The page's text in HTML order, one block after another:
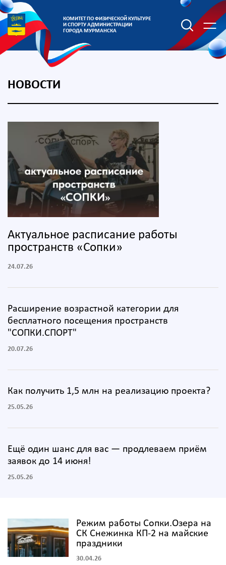
КОМИТЕТ ПО ФИЗИЧЕСКОЙ КУЛЬТУРЕ
И СПОРТУ АДМИНИСТРАЦИИ
ГОРОДА МУРМАНСКА
НОВОСТИ
Актуальное расписание работы
пространств «Сопки»
24.07.26
Расширение возрастной категории для
бесплатного посещения пространств
"СОПКИ.СПОРТ"
20.07.26
Как получить 1,5 млн на реализацию проекта?
25.05.26
Ещё один шанс для вас — продлеваем приём
заявок до 14 июня!
25.05.26
Режим работы Сопки.Озера на
СК Снежинка КП-2 на майские
праздники
30.04.26